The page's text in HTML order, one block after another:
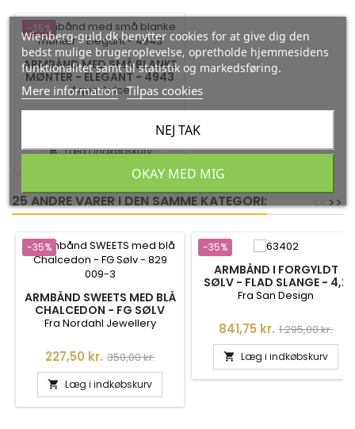
-35%
ARMBÅND MED SMÅ BLANKE
MØNTER - ELEGANT - 4943
Aqua Dulce
Normalpris
 Læg i indkøbskurv
25 ANDRE VARER I DEN SAMME KATEGORI: >>
<<
-35%
ARMBÅND SWEETS MED BLÅ
CHALCEDON - FG SØLV
Fra Nordahl Jewellery
Pris
227,50 kr. Normalpris
350,00 kr.
 Læg i indkøbskurv
-35%
ARMBÅND I FORGYLDT
SØLV - FLAD SLANGE - 4,2
MM - 18CM
Fra San Design
Pris
841,75 kr. Normalpris
1.295,00 kr.
 Læg i indkøbskurv
Wienberg-guld.dk benytter cookies for at give dig den
bedst mulige brugeroplevelse, opretholde hjemmesidens
funktionalitet samt til statistik og markedsføring.
Mere information Tilpas cookies
NEJ TAK
OKAY MED MIG